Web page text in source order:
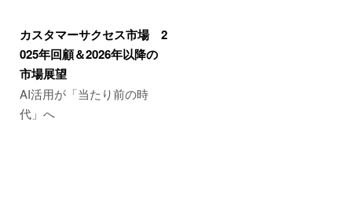
カスタマーサクセス市場 2
025年回顧＆2026年以降の
市場展望
AI活用が「当たり前の時
代」へ